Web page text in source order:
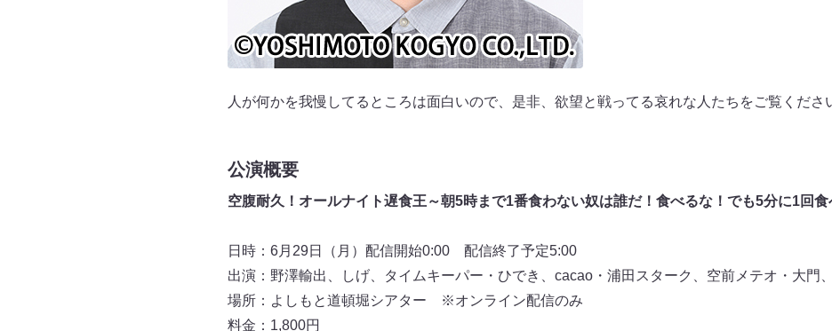
人が何かを我慢してるところは面白いので、是非、欲望と戦ってる哀れな人たちをご覧くださ
公演概要
空腹耐久！オールナイト遅食王～朝5時まで1番食わない奴は誰だ！食べるな！でも5分に1回食
日時：6月29日（月）配信開始0:00 配信終了予定5:00
出演：野澤輸出、しげ、タイムキーパー・ひでき、cacao・浦田スターク、空前メテオ・大門
場所：よしもと道頓堀シアター ※オンライン配信のみ
料金：1,800円